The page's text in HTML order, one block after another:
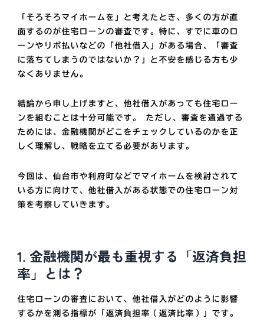
「そろそろマイホームを」と考えたとき、多くの方が直
面するのが住宅ローンの審査です。特に、すでに車のロ
ーンやリボ払いなどの「他社借入」がある場合、「審査
に落ちてしまうのではないか？」と不安を感じる方も少
なくありません。
結論から申し上げますと、 他社借入があっても住宅ロー
ンを組むことは十分可能です。
ただし、審査を通過する
ためには、金融機関がどこをチェックしているのかを正
しく理解し、戦略を立てる必要があります。
今回は、仙台市や利府町などでマイホームを検討されて
いる方に向けて、他社借入がある状態での住宅ローン対
策を考察していきます。
1. 金融機関が最も重視する「返済負担
率」とは？
住宅ローンの審査において、他社借入がどのように影響
するかを測る指標が「返済負担率（返済比率）」です。